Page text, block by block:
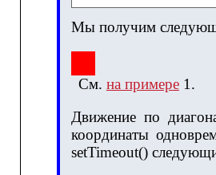
Мы получим
См. на примере1.
Движение по
координаты
setTimeout()